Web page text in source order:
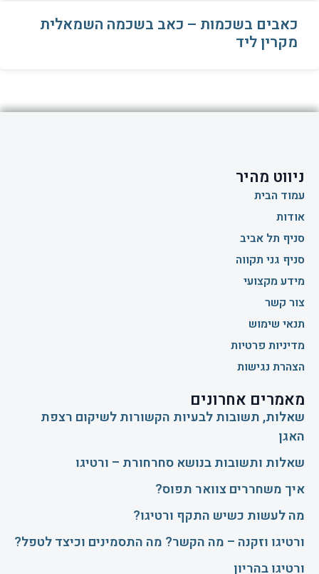
כאבים בשכמות – כאב בשכמה השמאלית
מקרין ליד
ניווט מהיר
עמוד הבית
אודות
סניף תל אביב
סניף גני תקווה
מידע מקצועי
צור קשר
תנאי שימוש
מדיניות פרטיות
הצהרת נגישות
מאמרים אחרונים
שאלות, תשובות לבעיות הקשורות לשיקום רצפת
האגן
שאלות ותשובות בנושא סחרחורת – ורטיגו
איך משחררים צוואר תפוס?
​מה לעשות כשיש התקף ורטיגו?
ורטיגו וזקנה – מה הקשר? מה התסמינים וכיצד לטפל?
ורטיגו בהריון